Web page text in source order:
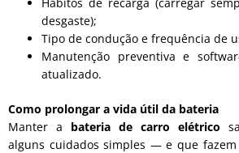
desgaste);
Tipo de condução e frequência de
Manutenção preventiva e
atualizado.
Como prolongar a vida útil da bateria
Manter a bateria de carro elétrico
alguns cuidados simples — e que